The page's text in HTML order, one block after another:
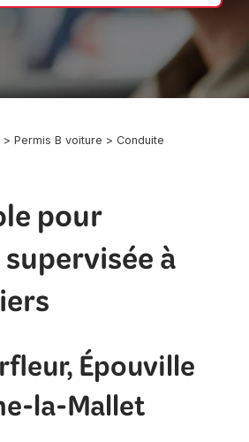
> Permis B voiture > Conduite
pour
à
Épouville
la-Mallet